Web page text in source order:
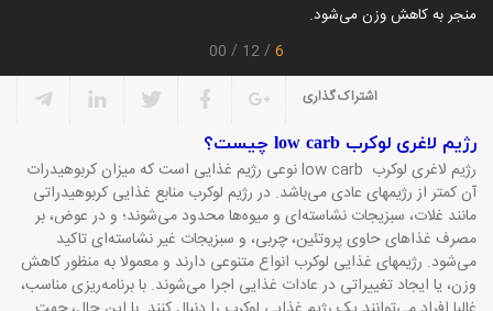
منجر به کاهش وزن می‌شود.
6
12
00
اشتراک گذاری
رژیم لاغری لوکرب low carb چیست؟
رژیم لاغری لوکرب low carbنوعی رژیم غذایی است که میزان کربوهیدرات
آن کمتر از رژیمهای عادی می‌باشد. در رژیم لوکرب منابع غذایی کربوهیدراتی
مانند غلات، سبزیجات نشاسته‌ای و میوه‌ها محدود می‌شوند؛ و در عوض، بر
مصرف غذاهای حاوی پروتئین، چربی، و سبزیجات غیر نشاسته‌ای تاکید
می‌شود. رژیمهای غذایی لوکرب انواع متنوعی دارند و معمولا به منظور کاهش
وزن، یا ایجاد تغییراتی در عادات غذایی اجرا می‌شوند. با برنامه‌ریزی مناسب،